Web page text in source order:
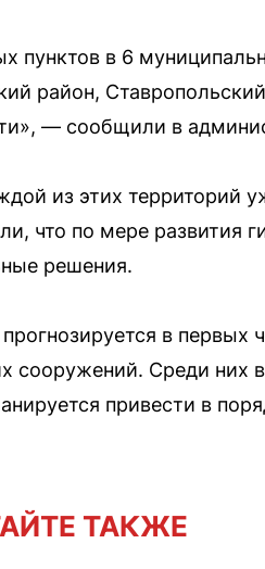
пунктов в 6
район,
— сообщили в
из этих территорий
что по мере развития
решения.
в первых
сооружений. Среди
привести в
ТАКЖЕ